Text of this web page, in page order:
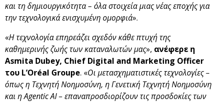
και τη δημιουργικότητα – όλα στοιχεία μιας νέας εποχής για
την τεχνολογικά ενισχυμένη ομορφιά».
«Η τεχνολογία επηρεάζει σχεδόν κάθε πτυχή της
καθημερινής ζωής των καταναλωτών μας», ανέφερε η
Asmita Dubey, Chief Digital and Marketing Officer
του L’Oréal Groupe. «Οι μετασχηματιστικές τεχνολογίες –
όπως η Τεχνητή Νοημοσύνη, η Γενετική Τεχνητή Νοημοσύνη
και ηAgenticAI– επαναπροσδιορίζουν τις προσδοκίες των